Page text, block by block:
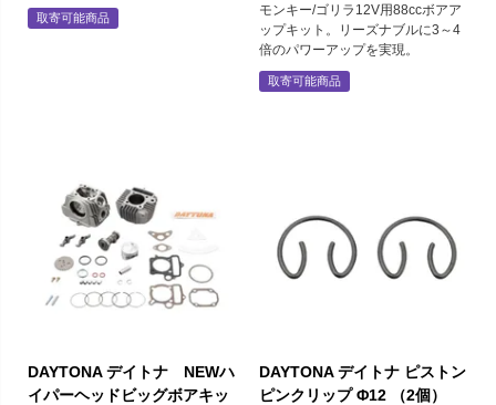
取寄可能商品
モンキー/ゴリラ12V用88ccボアア
ップキット。リーズナブルに3～4
倍のパワーアップを実現。
取寄可能商品
DAYTONA デイトナ NEWハ
イパーヘッドビッグボアキッ
DAYTONA デイトナ ピストン
ピンクリップ Φ12 （2個）